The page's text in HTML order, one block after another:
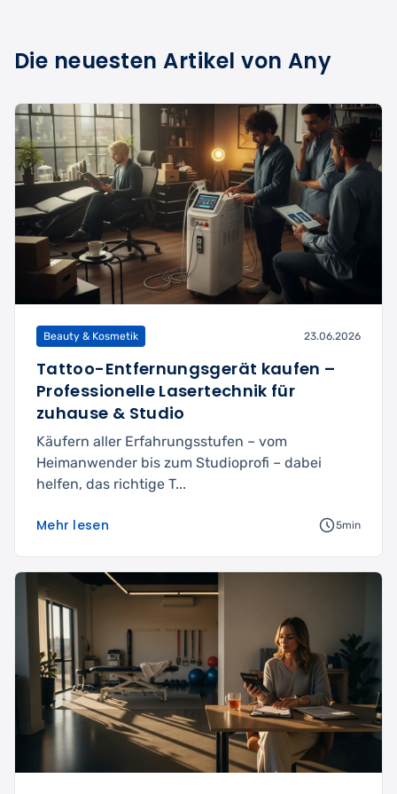
Die neuesten Artikel von Any
Beauty & Kosmetik 23.06.2026
Tattoo-Entfernungsgerät kaufen –
Professionelle Lasertechnik für
zuhause & Studio
Käufern aller Erfahrungsstufen – vom
Heimanwender bis zum Studioprofi – dabei
helfen, das richtige T...
Mehr lesen 5min